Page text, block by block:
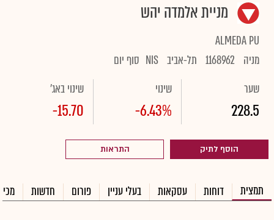
מניית אלמדה יהש
ALMEDA PU
מניה 1168962 תל-אביב NIS סוף יום
שער
228.5
שינוי
-6.43%
שינוי באג'
-15.70
הוסף לתיק התראות
תמצית דוחות עסקאות בעלי עניין פורום חדשות